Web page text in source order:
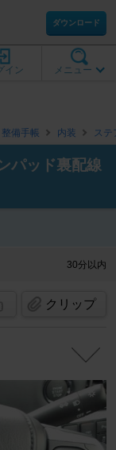
ダウンロード
メニュー
イン
整備手帳 内装 ステ
パッド裏配線
30分以内
クリップ